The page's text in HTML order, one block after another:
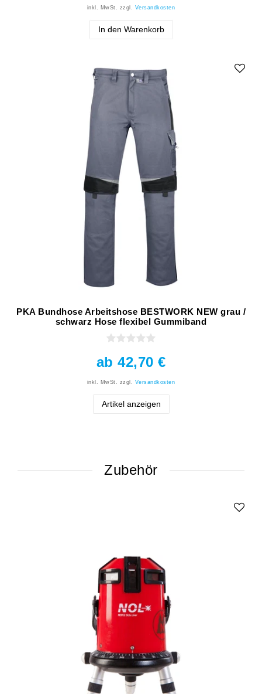
inkl. MwSt. zzgl. Versandkosten
In den Warenkorb
PKA Bundhose Arbeitshose BESTWORK NEW grau /
schwarz Hose flexibel Gummiband
ab 42,70 €
inkl. MwSt. zzgl. Versandkosten
Artikel anzeigen
Zubehör